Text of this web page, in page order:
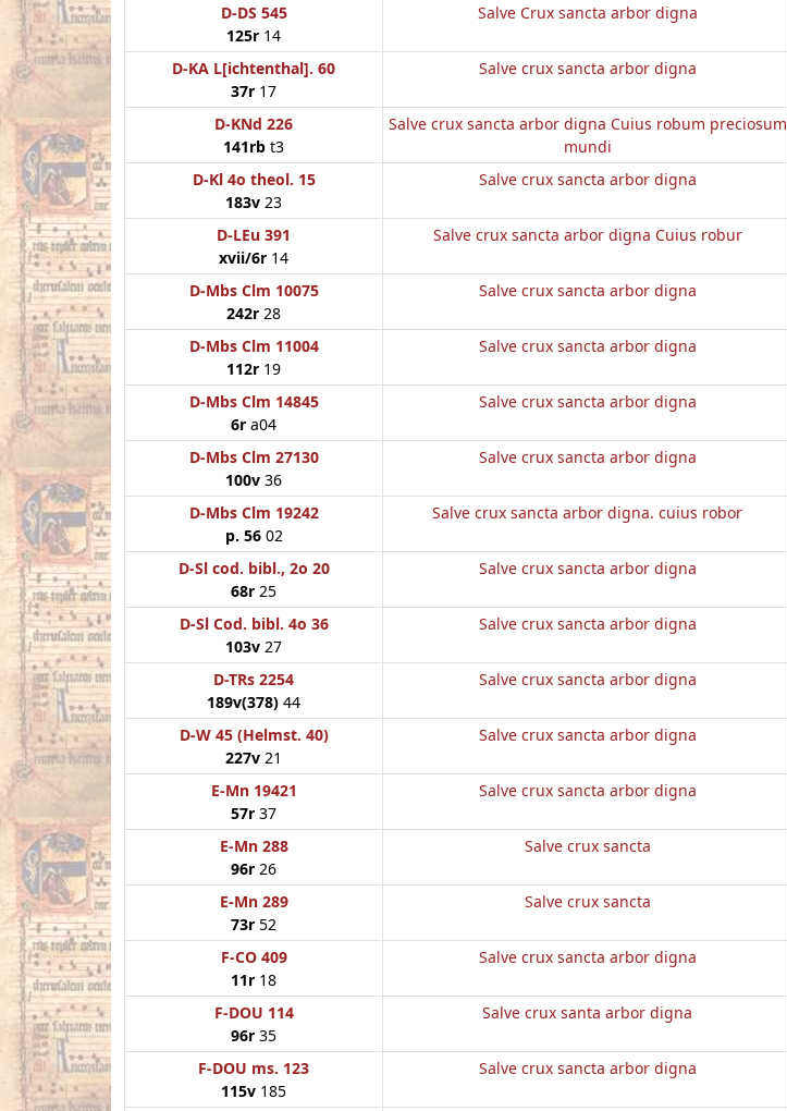
D-DS 545
125r 14
Salve Crux sancta arbor digna
D-KA L[ichtenthal]. 60
37r 17
Salve crux sancta arbor digna
D-KNd 226
141rb t3
Salve crux sancta arbor digna Cuius robum preciosum
mundi
D-Kl 4o theol. 15
183v 23
Salve crux sancta arbor digna
D-LEu 391
xvii/6r 14
Salve crux sancta arbor digna Cuius robur
D-Mbs Clm 10075
242r 28
Salve crux sancta arbor digna
D-Mbs Clm 11004
112r 19
Salve crux sancta arbor digna
D-Mbs Clm 14845
6r a04
Salve crux sancta arbor digna
D-Mbs Clm 27130
100v 36
Salve crux sancta arbor digna
D-Mbs Clm 19242
p. 5602
Salve crux sancta arbor digna. cuius robor
D-Sl cod. bibl., 2o 20
68r 25
Salve crux sancta arbor digna
D-Sl Cod. bibl. 4o 36
103v 27
Salve crux sancta arbor digna
D-TRs 2254
189v(378) 44
Salve crux sancta arbor digna
D-W 45 (Helmst. 40)
227v 21
Salve crux sancta arbor digna
E-Mn 19421
57r 37
Salve crux sancta arbor digna
E-Mn 288
96r 26
Salve crux sancta
E-Mn 289
73r 52
Salve crux sancta
F-CO 409
11r 18
Salve crux sancta arbor digna
F-DOU 114
96r 35
Salve crux santa arbor digna
F-DOU ms. 123
115v 185
Salve crux sancta arbor digna